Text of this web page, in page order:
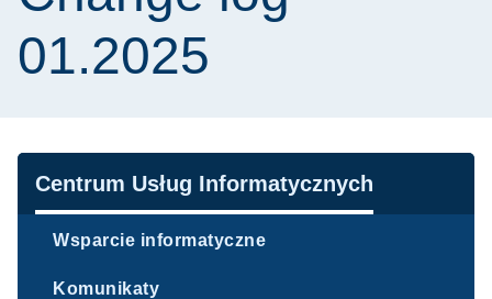
01.2025
Nawigacja
Centrum Usług Informatycznych
Wsparcie informatyczne
Komunikaty